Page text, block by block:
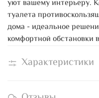
уют вашему интерьеру.
туалета
дома - идеальное
комфортной обстановки
Характеристики